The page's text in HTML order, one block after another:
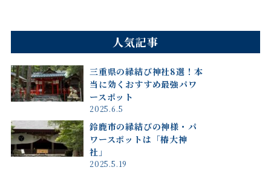
人気記事
三重県の縁結び神社8選！本
当に効くおすすめ最強パワ
ースポット
2025.6.5
鈴鹿市の縁結びの神様・パ
ワースポットは「椿大神
社」
2025.5.19